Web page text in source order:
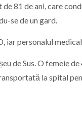
81 de ani, care
se de un gard.
iar personalul
de Sus. O femeie
la spital